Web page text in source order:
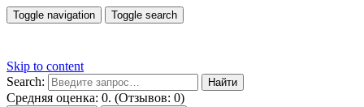
Toggle navigation Toggle search
Skip to content
Search:
Средняя оценка: 0. (Отзывов: 0)